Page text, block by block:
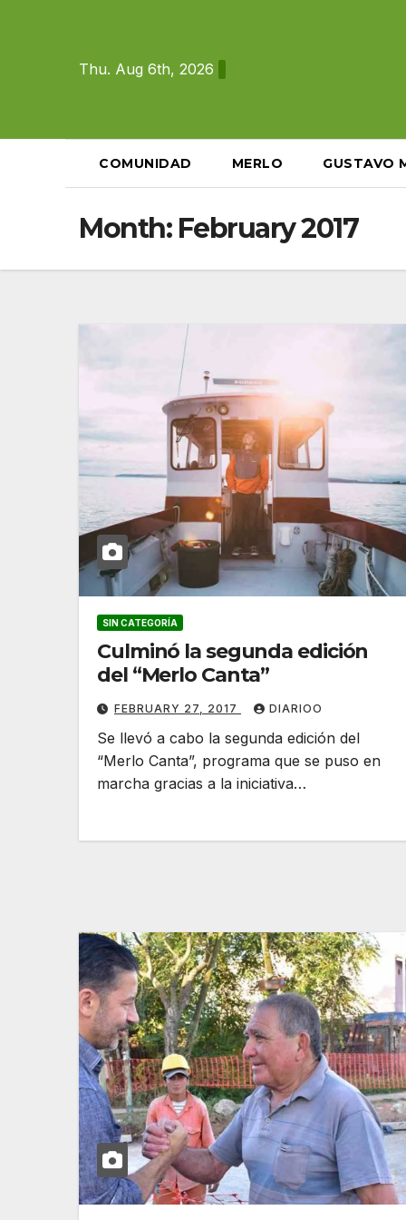
Thu. Aug 6th, 2026
COMUNIDAD MERLO GUSTAVO
Month: February 2017
SIN CATEGORÍA
Culminó la segunda edición
del “Merlo Canta”
FEBRUARY 27, 2017 DIARIOO
Se llevó a cabo la segunda edición del
“Merlo Canta”, programa que se puso en
marcha gracias a la iniciativa…